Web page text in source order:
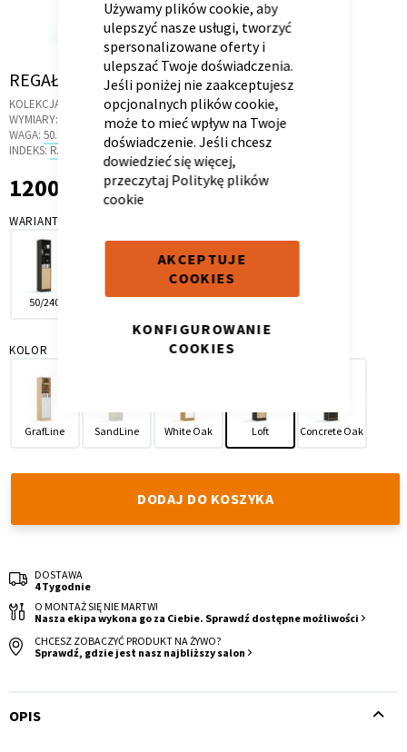
Używamy plików cookie, aby
ulepszyć nasze usługi, tworzyć
spersonalizowane oferty i
ulepszać Twoje doświadczenia.
Jeśli poniżej nie zaakceptujesz
opcjonalnych plików cookie,
może to mieć wpływ na Twoje
doświadczenie. Jeśli chcesz
dowiedzieć się więcej,
przeczytaj Politykę plików
cookie
AKCEPTUJE
COOKIES
KONFIGUROWANIE
COOKIES
Skip
the
beginning
of
images
REGAŁ 50-45/200 MODE LOFT
KOLEKCJA:
WYMIARY:
50 X 45 X 200 CM
WAGA: 50.9 KG
INDEKS: RA.42
1 200,00 zł
1200,00 zł
WARIANT
50/240
KOLOR
GrafLine SandLine White Oak Loft Concrete Oak
DODAJ DO KOSZYKA
DOSTAWA
4 Tygodnie
O MONTAŻ SIĘ NIE MARTW!
Nasza ekipa wykona go za Ciebie. Sprawdź dostępne możliwości
CHCESZ ZOBACZYĆ PRODUKT NA ŻYWO?
Sprawdź, gdzie jest nasz najbliższy salon
OPIS
Kontenerek Półka i szafka wisząca
Toaletka Skrzynia i stolik